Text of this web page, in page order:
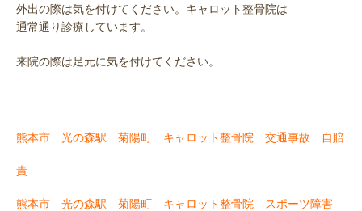
外出の際は気を付けてください。キャロット整骨院は
通常通り診療しています。
来院の際は足元に気を付けてください。
熊本市 光の森駅 菊陽町 キャロット整骨院 交通事故 自賠
責
熊本市 光の森駅 菊陽町 キャロット整骨院 スポーツ障害